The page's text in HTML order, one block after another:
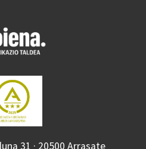
31 · 20500 Arrasate